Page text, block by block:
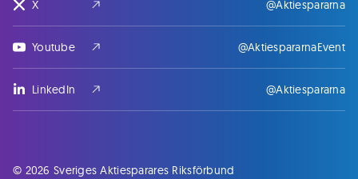
X @Aktiespararna
Youtube @AktiespararnaEvent
LinkedIn @Aktiespararna
© 2026 Sveriges Aktiesparares Riksförbund